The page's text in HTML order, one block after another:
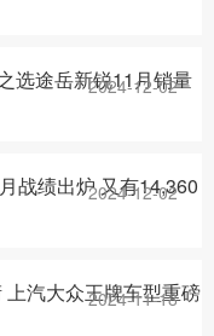
选途岳新锐11月销量
2024-12-02
战绩出炉 又有14,360
2024-12-02
上汽大众王牌车型重磅
2024-11-18